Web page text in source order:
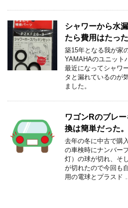
シャワーから水
たら費用はたっ
築15年となる我が家
YAMAHAのユニット
最近になってシャワ
タと漏れているのが
ました。
ワゴンRのブレ
換は簡単だった
去年の冬に中古で購
の車検時にナンバー
灯）の球が切れ、そ
が切れたので今回も
用の電球とプラスド